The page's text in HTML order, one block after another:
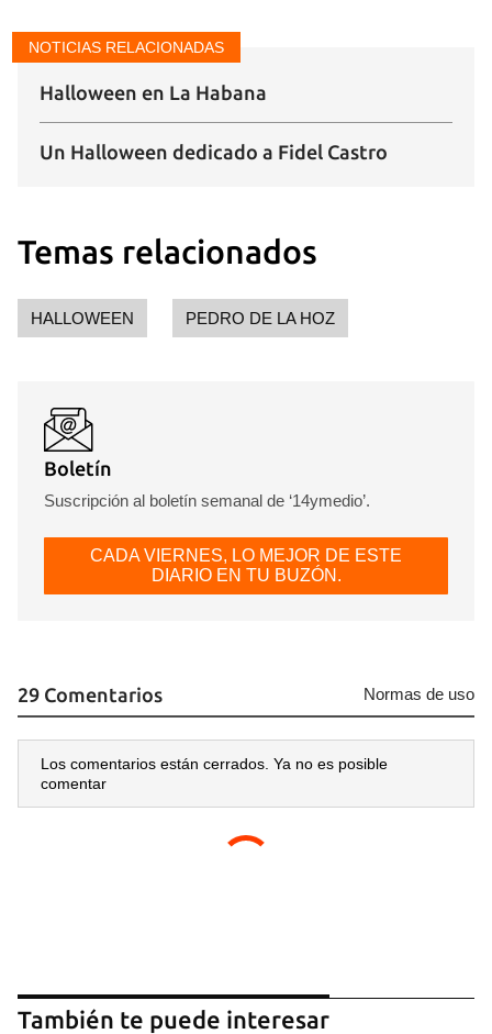
Guardar como favorito
iniciar sesión con tu cuenta de 14ymedio.
NOTICIAS RELACIONADAS
Halloween en La Habana
Un Halloween dedicado a Fidel Castro
Temas relacionados
HALLOWEEN PEDRO DE LA HOZ
Boletín
Suscripción al boletín semanal de ‘14ymedio’.
CADA VIERNES, LO MEJOR DE ESTE
DIARIO EN TU BUZÓN.
29 Comentarios Normas de uso
Los comentarios están cerrados. Ya no es posible
comentar
También te puede interesar